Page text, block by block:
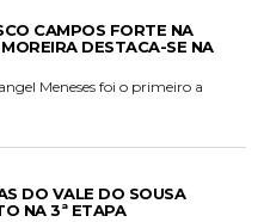
CAMPOS FORTE NA
DESTACA-SE NA
Meneses foi o primeiro a
DO VALE DO SOUSA
NA 3ª ETAPA